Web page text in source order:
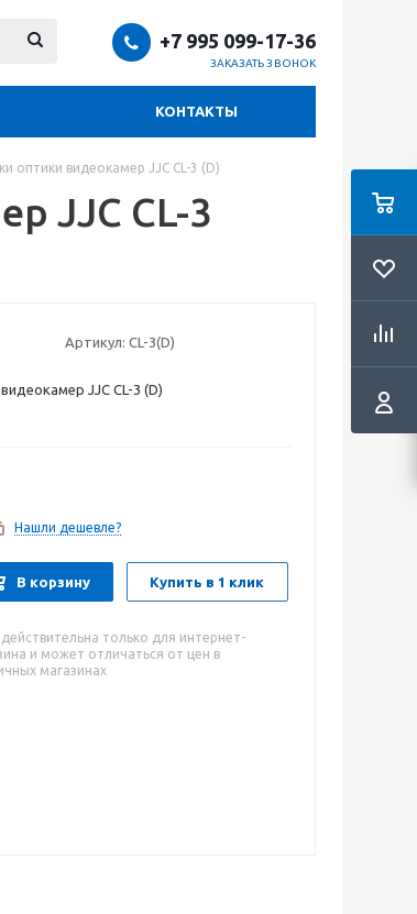
+7 995 099-17-36
ЗАКАЗАТЬ ЗВОНОК
КОНТАКТЫ
оптики видеокамер JJC CL-3 (D)
JJC CL-3
Артикул: CL-3(D)
JJC CL-3 (D)
Нашли дешевле?
В корзину Купить в 1 клик
только для интернет-
и может отличаться от цен в
магазинах